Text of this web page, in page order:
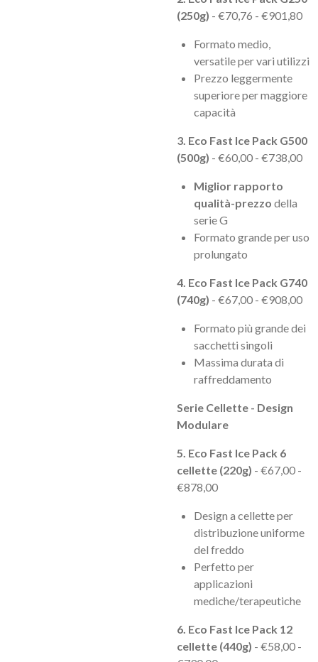
(250g) - €70,76 - €901,80
Formato medio,
versatile per vari utilizzi
Prezzo leggermente
superiore per maggiore
capacità
3. Eco Fast Ice Pack G500
(500g) - €60,00 - €738,00
Miglior rapporto
qualità-prezzo della
serie G
Formato grande per uso
prolungato
4. Eco Fast Ice Pack G740
(740g) - €67,00 - €908,00
Formato più grande dei
sacchetti singoli
Massima durata di
raffreddamento
Serie Cellette - Design
Modulare
5. Eco Fast Ice Pack 6
cellette (220g) - €67,00 -
€878,00
Design a cellette per
distribuzione uniforme
del freddo
Perfetto per
applicazioni
mediche/terapeutiche
6. Eco Fast Ice Pack 12
cellette (440g) - €58,00 -